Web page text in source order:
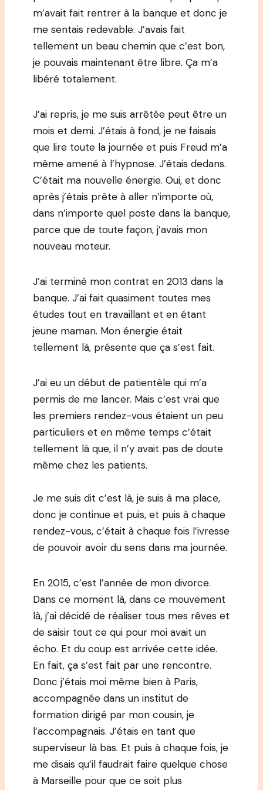
m’avait fait rentrer à la banque et donc je
me sentais redevable. J’avais fait
tellement un beau chemin que c’est bon,
je pouvais maintenant être libre. Ça m’a
libéré totalement.
J’ai repris, je me suis arrêtée peut être un
mois et demi. J’étais à fond, je ne faisais
que lire toute la journée et puis Freud m’a
même amené à l’hypnose. J’étais dedans.
C’était ma nouvelle énergie. Oui, et donc
après j’étais prête à aller n’importe où,
dans n’importe quel poste dans la banque,
parce que de toute façon, j’avais mon
nouveau moteur.
J’ai terminé mon contrat en 2013 dans la
banque. J’ai fait quasiment toutes mes
études tout en travaillant et en étant
jeune maman. Mon énergie était
tellement là, présente que ça s’est fait.
J’ai eu un début de patientèle qui m’a
permis de me lancer. Mais c’est vrai que
les premiers rendez-vous étaient un peu
particuliers et en même temps c’était
tellement là que, il n’y avait pas de doute
même chez les patients.
Je me suis dit c’est là, je suis à ma place,
donc je continue et puis, et puis à chaque
rendez-vous, c’était à chaque fois l’ivresse
de pouvoir avoir du sens dans ma journée.
En 2015, c’est l’année de mon divorce.
Dans ce moment là, dans ce mouvement
là, j’ai décidé de réaliser tous mes rêves et
de saisir tout ce qui pour moi avait un
écho. Et du coup est arrivée cette idée.
En fait, ça s’est fait par une rencontre.
Donc j’étais moi même bien à Paris,
accompagnée dans un institut de
formation dirigé par mon cousin, je
l’accompagnais. J’étais en tant que
superviseur là bas. Et puis à chaque fois, je
me disais qu’il faudrait faire quelque chose
à Marseille pour que ce soit plus